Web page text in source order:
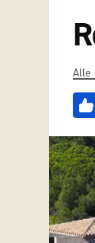
Alle